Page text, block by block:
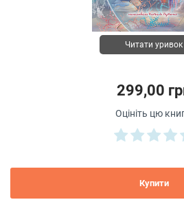
Читати уривок
299,00
Оцініть цю
Купити